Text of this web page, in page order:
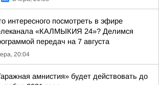
интересного посмотреть в эфире
«КАЛМЫКИЯ 24»? Делимся
передач на 7 августа
20:04
амнистия» будет действовать до